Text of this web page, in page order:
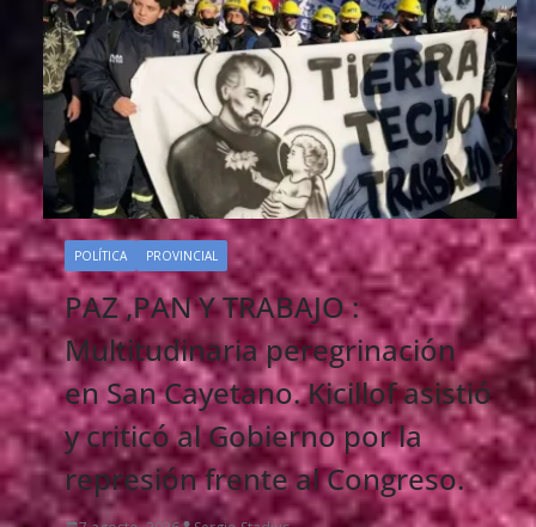
POLÍTICA PROVINCIAL
PAZ ,PAN Y TRABAJO :
Multitudinaria peregrinación
en San Cayetano. Kicillof asistió
y criticó al Gobierno por la
represión frente al Congreso.